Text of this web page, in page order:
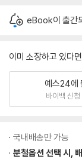
eBook이 출간
이미 소장하고 있다
예스24에
바이백 신청
국내배송만 가능
분철옵션 선택 시,